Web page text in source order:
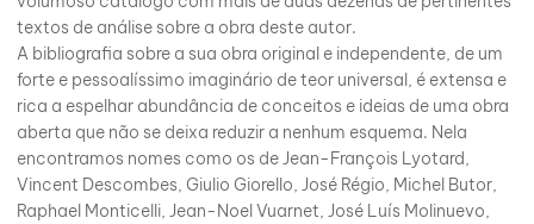
textos de análise sobre a obra deste autor.
A bibliografia sobre a sua obra original e independente, de um
forte e pessoalíssimo imaginário de teor universal, é extensa e
rica a espelhar abundância de conceitos e ideias de uma obra
aberta que não se deixa reduzir a nenhum esquema. Nela
encontramos nomes como os de Jean-François Lyotard,
Vincent Descombes, Giulio Giorello, José Régio, Michel Butor,
Raphael Monticelli, Jean-Noel Vuarnet, José Luís Molinuevo,